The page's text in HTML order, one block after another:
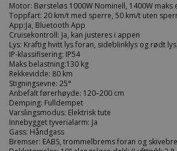
Motor: Børsteløs 1000W Nominell, 1400W maks
Toppfart: 20 km/t med sperre, 50 km/t uten
App:Ja, Bluetooth App
Cruisekontroll: Ja, kan justeres i appen
Lys: Kraftig hvitt lys foran, sideblinklys og rødt
IP-klassifisering: IP54
Maks belastning:130 kg
Rekkevidde: 80 km
Stigningsevne: 25°
Anbefalt førerhøyde: 120–200 cm
Demping: Fulldempet
Varslingsmodus: Elektrisk tute
Innebygget tyverialarm: Ja
Gass: Håndgass
Bremser: EABS, trommelbrems foran og